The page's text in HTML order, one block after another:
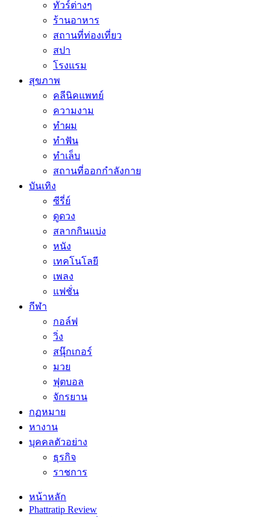
ทัวร์ต่างๆ
ร้านอาหาร
สถานที่ท่องเที่ยว
สปา
โรงแรม
สุขภาพ
คลีนิคแพทย์
ความงาม
ทำผม
ทำฟัน
ทำเล็บ
สถานที่ออกกำลังกาย
บันเทิง
ซีรี่ย์
ดูดวง
สลากกินแบ่ง
หนัง
เทคโนโลยี
เพลง
แฟชั่น
กีฬา
กอล์ฟ
วิ่ง
สนุ๊กเกอร์
มวย
ฟุตบอล
จักรยาน
กฏหมาย
หางาน
บุคคลตัวอย่าง
ธุรกิจ
ราชการ
หน้าหลัก
Phattratip Review